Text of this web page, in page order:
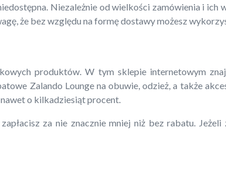
Niezależnie od wielkości zamówienia i ich
że bez względu na formę dostawy możesz
produktów. W tym sklepie internetowym
Zalando Lounge na obuwie, odzież, a także
o kilkadziesiąt procent.
za nie znacznie mniej niż bez rabatu.